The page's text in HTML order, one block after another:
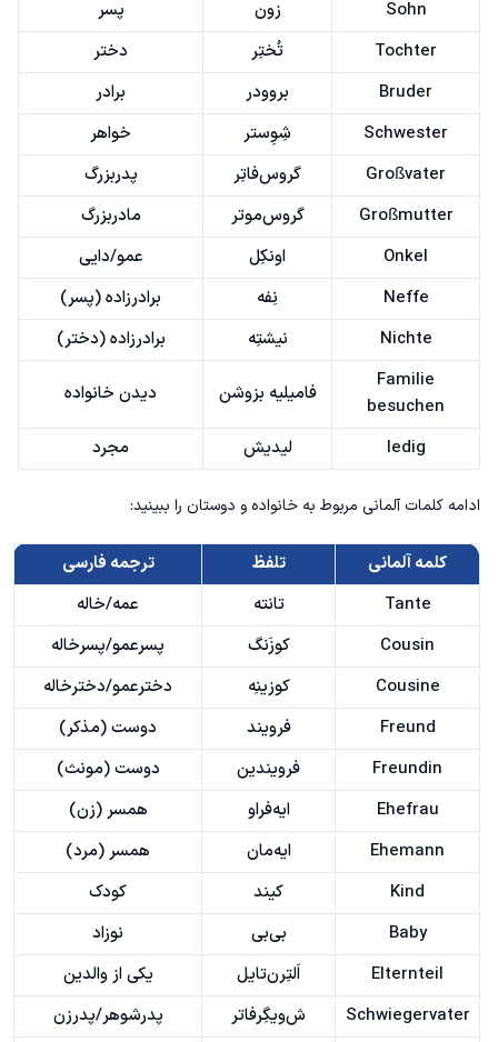
Sohn زون
پسر
Tochter
تُختِر
دختر
Bruder
بروودر
برادر
Schwester
شِوِستر
خواهر
Großvater
گروس‌فاتِر
پدربزرگ
Großmutter
گروس‌موتر
مادربزرگ
Onkel
اونکِل
عمو/دایی
Neffe
نِفه
برادرزاده (پسر)
Nichte
نیشتِه
برادرزاده (دختر)
Familie
besuchen
فامیلیه بزوشن دیدن خانواده
ledig لیدیش مجرد
ادامه کلمات آلمانی مربوط به خانواده و دوستان را ببینید:
کلمه آلمانی تلفظ
ترجمه فارسی
Tante
تانته
عمه/خاله
Cousin
کوزَنگ
پسرعمو/پسرخاله
Cousine
کوزینِه
دخترعمو/دخترخاله
Freund
فرویند
دوست (مذکر)
Freundin
فرویندین
دوست (مونث)
Ehefrau
ایه‌فراو
همسر (زن)
Ehemann
ایه‌مان
همسر (مرد)
Kind
کیند
کودک
Baby
بی‌بی
نوزاد
Elternteil
اَلتِرن‌تایل
یکی از والدین
Schwiegervater
ش‌ویگِرفاتر
پدرشوهر/پدرزن